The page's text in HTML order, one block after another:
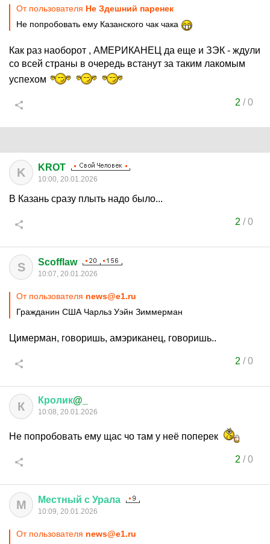
От пользователя Не Здешний паренек
Не попробовать ему Казанского чак чака
Как раз наоборот , АМЕРИКАНЕЦ да еще и ЗЭК - ждули
со всей страны в очередь встанут за таким лакомым
успехом
2 /0
K KROT
10:00, 20.01.2026
В Казань сразу плыть надо было...
2 /0
S Scofflaw
10:07, 20.01.2026
От пользователя news@e1.ru
Гражданин США Чарльз Уэйн Зиммерман
Цимерман, говоришь, амэриканец, говоришь..
2 /0
К Кролик@_
10:08, 20.01.2026
Не попробовать ему щас чо там у неё поперек
2 /0
М Местный с Урала
10:09, 20.01.2026
От пользователя news@e1.ru